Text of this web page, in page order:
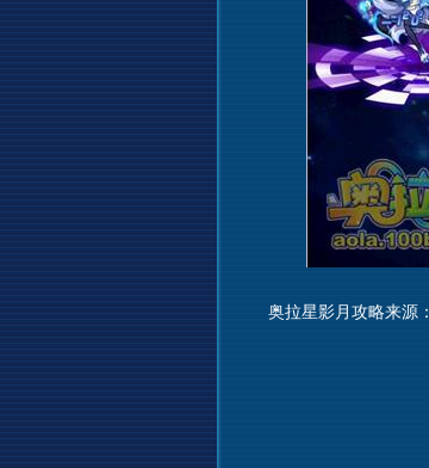
奥拉星影月攻略来源：